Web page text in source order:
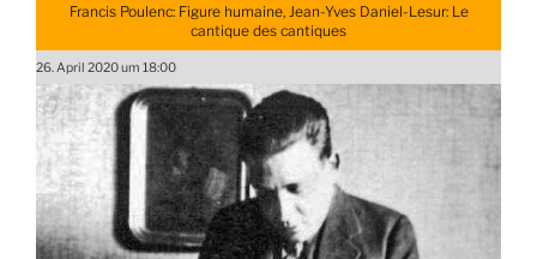
Francis Poulenc: Figure humaine, Jean-Yves Daniel-Lesur: Le
cantique des cantiques
26. April 2020 um 18:00